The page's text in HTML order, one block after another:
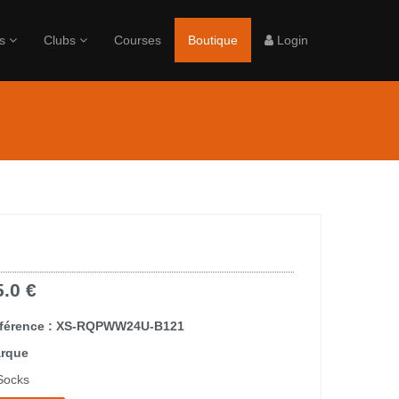
Clubs Courses Boutique Login
€
: XS-RQPWW24U-B121